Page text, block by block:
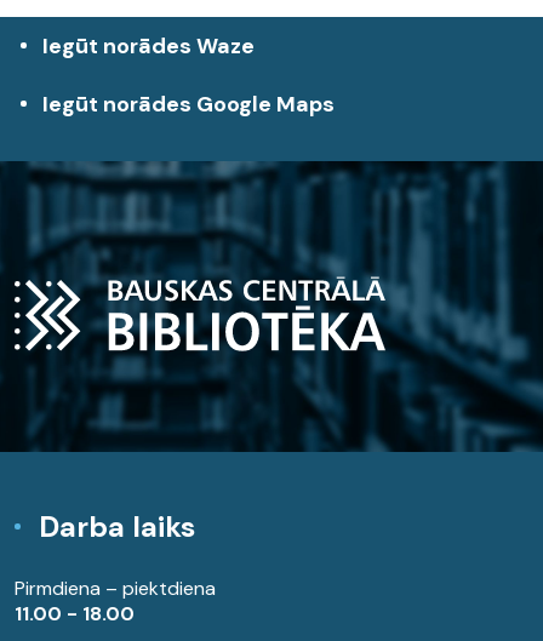
Iegūt norādes Waze
Iegūt norādes Google Maps
Darba laiks
Pirmdiena – piektdiena
11.00 - 18.00